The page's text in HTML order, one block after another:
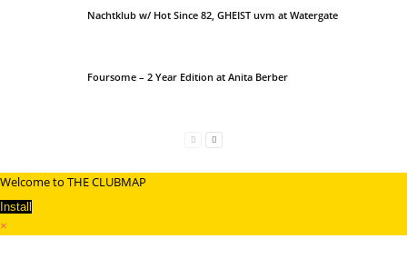
Nachtklub w/ Hot Since 82, GHEIST uvm at Watergate
Foursome – 2 Year Edition at Anita Berber
Welcome to THE CLUBMAP
Install
×